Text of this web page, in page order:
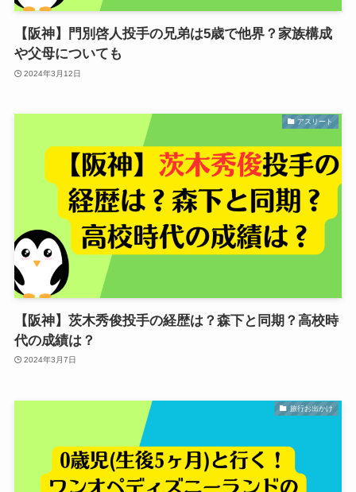
【阪神】門別啓人投手の兄弟は5歳で他界？家族構成
や父母についても
2024年3月12日
アスリート
【阪神】茨木秀俊投手の経歴は？森下と同期？高校時
代の成績は？
2024年3月7日
旅行お出かけ